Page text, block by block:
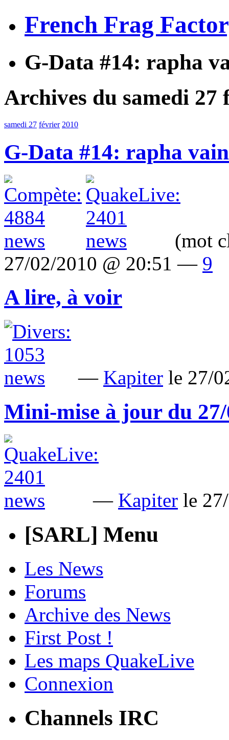
French Frag
G-Data #14: rapha
Archives du samedi 27
samedi 27 février 2010
G-Data #14: rapha
(mot
27/02/2010 @ 20:51 — 9
A lire, à voir
— Kapiter le 27/
Mini-mise à jour du
— Kapiter le
[SARL] Menu
Les News
Forums
Archive des News
First Post !
Les maps QuakeLive
Connexion
Channels IRC